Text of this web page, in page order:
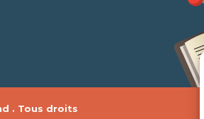
. Tous droits